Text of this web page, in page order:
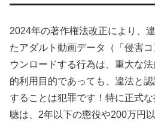
2024年の著作権法改正により、
たアダルト動画データ（「侵害
ウンロードする行為は、重大な
的利用目的であっても、違法と
することは犯罪です！特に正式
聴は、2年以下の懲役や200万円